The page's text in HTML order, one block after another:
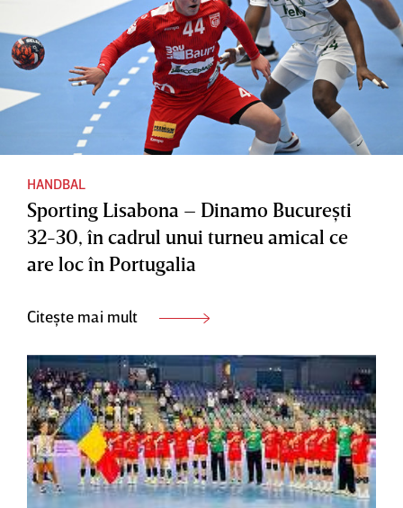
HANDBAL
Sporting Lisabona – Dinamo Bucureşti
32-30, în cadrul unui turneu amical ce
are loc în Portugalia
Citește mai mult